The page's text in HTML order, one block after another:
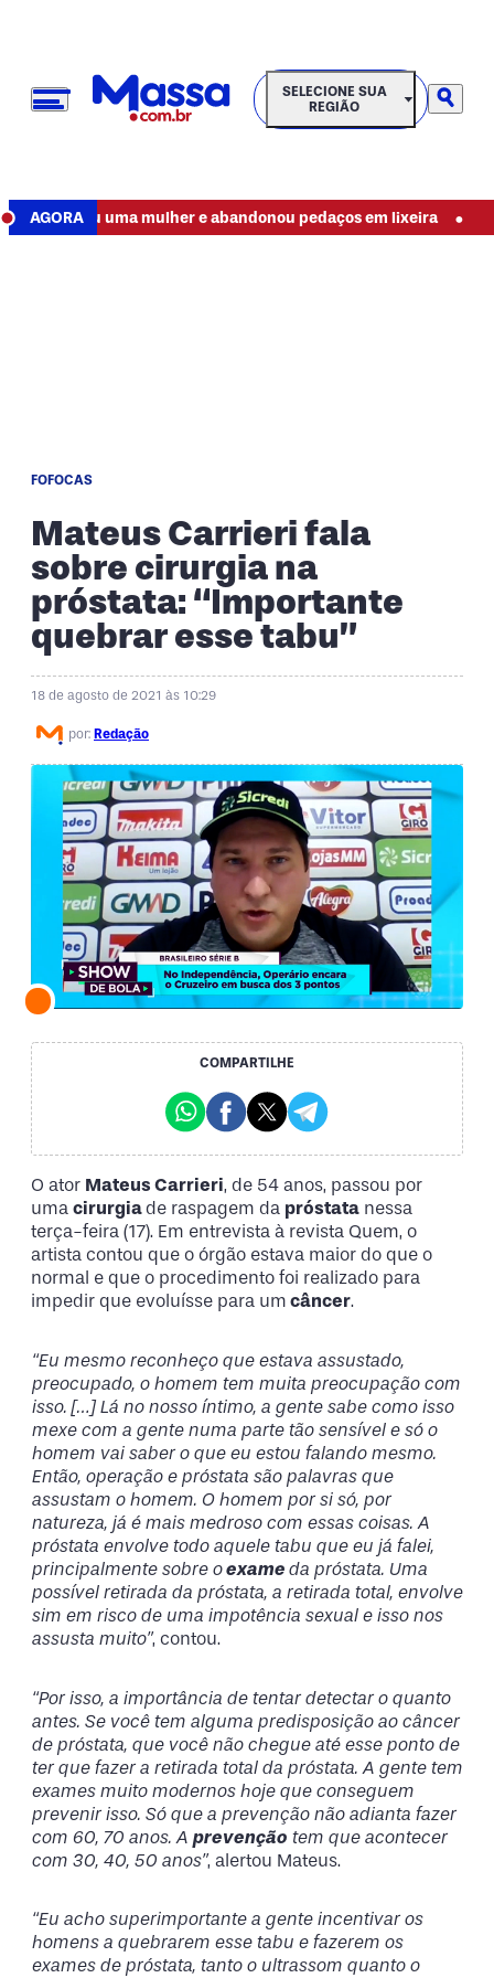
SELECIONE SUA REGIÃO
SELECIONE SUA
REGIÃO
AGORAuma mulher e abandonou pedaços em lixeira •
FOFOCAS
Mateus Carrieri fala
sobre cirurgia na
próstata: “Importante
quebrar esse tabu”
18 de agosto de 2021 às 10:29
por: Redação
COMPARTILHE
O ator Mateus Carrieri, de 54 anos, passou por
uma cirurgiade raspagem da próstata nessa
terça-feira (17). Em entrevista à revista Quem, o
artista contou que o órgão estava maior do que o
normal e que o procedimento foi realizado para
impedir que evoluísse para um câncer.
“Eu mesmo reconheço que estava assustado,
preocupado, o homem tem muita preocupação com
isso. […] Lá no nosso íntimo, a gente sabe como isso
mexe com a gente numa parte tão sensível e só o
homem vai saber o que eu estou falando mesmo.
Então, operação e próstata são palavras que
assustam o homem. O homem por si só, por
natureza, já é mais medroso com essas coisas. A
próstata envolve todo aquele tabu que eu já falei,
principalmente sobre oexame da próstata. Uma
possível retirada da próstata, a retirada total, envolve
sim em risco de uma impotência sexual e isso nos
assusta muito”, contou.
“Por isso, a importância de tentar detectar o quanto
antes. Se você tem alguma predisposição ao câncer
de próstata, que você não chegue até esse ponto de
ter que fazer a retirada total da próstata. A gente tem
exames muito modernos hoje que conseguem
prevenir isso. Só que a prevenção não adianta fazer
com 60, 70 anos. A prevenção tem que acontecer
com 30, 40, 50 anos”, alertou Mateus.
“Eu acho superimportante a gente incentivar os
homens a quebrarem esse tabu e fazerem os
exames de próstata, tanto o ultrassom quanto o